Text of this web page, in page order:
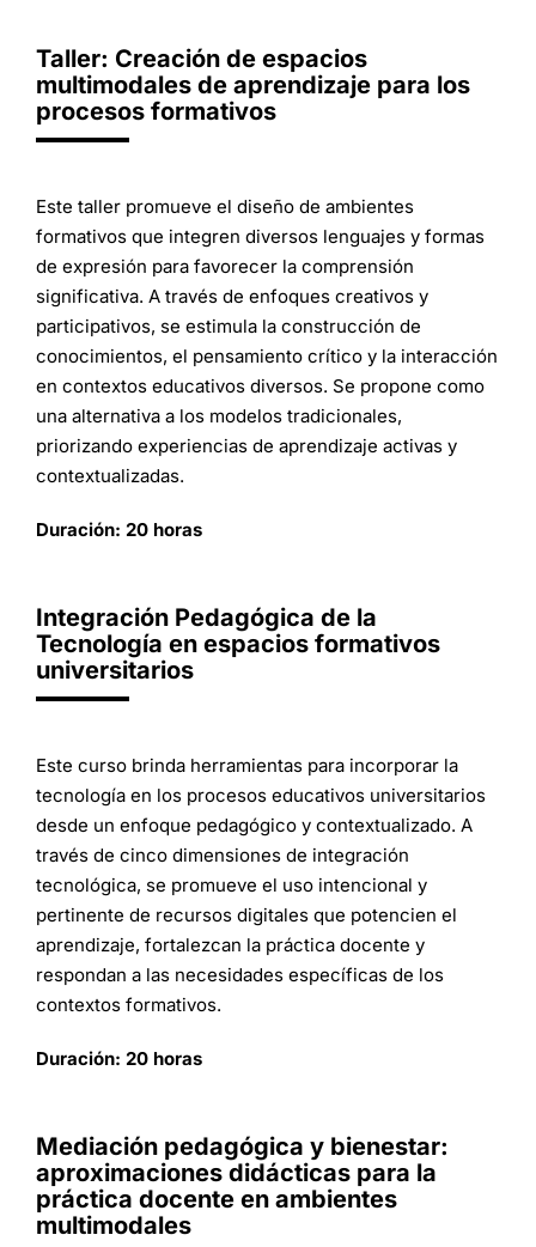
Taller: Creación de espacios
multimodales de aprendizaje para los
procesos formativos
Este taller promueve el diseño de ambientes
formativos que integren diversos lenguajes y formas
de expresión para favorecer la comprensión
significativa. A través de enfoques creativos y
participativos, se estimula la construcción de
conocimientos, el pensamiento crítico y la interacción
en contextos educativos diversos. Se propone como
una alternativa a los modelos tradicionales,
priorizando experiencias de aprendizaje activas y
contextualizadas.
Duración: 20 horas
Integración Pedagógica de la
Tecnología en espacios formativos
universitarios
Este curso brinda herramientas para incorporar la
tecnología en los procesos educativos universitarios
desde un enfoque pedagógico y contextualizado. A
través de cinco dimensiones de integración
tecnológica, se promueve el uso intencional y
pertinente de recursos digitales que potencien el
aprendizaje, fortalezcan la práctica docente y
respondan a las necesidades específicas de los
contextos formativos.
Duración: 20 horas
Mediación pedagógica y bienestar:
aproximaciones didácticas para la
práctica docente en ambientes
multimodales